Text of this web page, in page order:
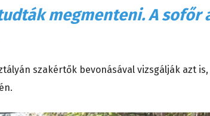
megmenteni. A sofőr
szakértők bevonásával vizsgálják azt is,